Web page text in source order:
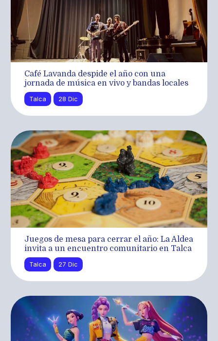
Café Lavanda despide el año con una
jornada de música en vivo y bandas locales
Talca 28 Dic
Juegos de mesa para cerrar el año: La Aldea
invita a un encuentro comunitario en Talca
Talca 27 Dic